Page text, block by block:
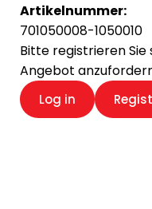
Artikelnummer:
701050008-1050010
Bitte registrieren Sie
Angebot
Log in